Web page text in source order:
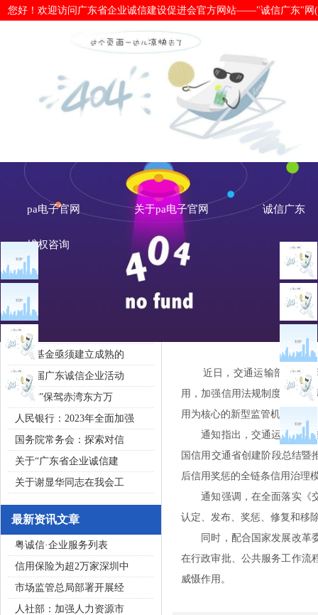
您好！欢迎访问广东省企业诚信建设促进会官方网站——"诚信广东"网
交通运输部以“信用交通省”创建为
电子官网
pa电子官网 关于pa电子官网 诚信广东
维权咨询
文章点击排行
重大突发公共卫生事件一
2020广东省守合同重信用企
私募基金亟须建立成熟的
第五届广东诚信企业活动
“诚信”保驾赤湾东方万
人民银行：2023年全面加强
国务院常务会：探索对信
关于“广东省企业诚信建
关于谢显华同志在我会工
最新资讯文章
粤诚信·企业服务列表
信用保险为超2万家深圳中
市场监管总局部署开展经
人社部：加强人力资源市
诚信新闻
近日，交通运输部办公厅印
用，加强信用法规制度和标准
用为核心的新型监管机制。
通知指出，交通运输部需指
国信用交通省创建阶段总结暨
后信用奖惩的全链条信用治理
通知强调，在全面落实《交
认定、发布、奖惩、修复和移
同时，配合国家发展改革委
在行政审批、公共服务工作流
威慑作用。